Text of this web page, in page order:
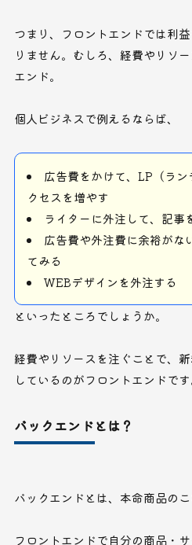
つまり、フロントエンドでは利
りません。むしろ、経費やリソ
エンド。
個人ビジネスで例えるならば、
広告費をかけて、LP（ラ
クセスを増やす
ライターに外注して、記事
広告費や外注費に余裕がな
てみる
WEBデザインを外注する
といったところでしょうか。
経費やリソースを注ぐことで、
しているのがフロントエンドです
バックエンドとは？
バックエンドとは、本命商品のこ
フロントエンドで自分の商品・